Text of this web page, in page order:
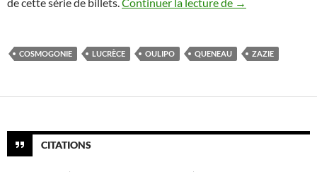
COSMOGONIE LUCRÈCE OULIPO QUENEAU ZAZIE
CITATIONS